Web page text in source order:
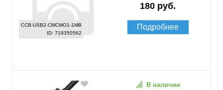
CCB-USB2-CMCMO1-1MB
ID: 719350562
180 руб.
Подробнее
В наличии